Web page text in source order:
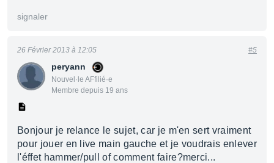
signaler
peryann
Nouvel·le AFfilié·e
Membre depuis 19 ans
26 Février 2013 à 12:05 #5
Bonjour je relance le sujet, car je m'en sert vraiment
pour jouer en live main gauche et je voudrais enlever
l'éffet hammer/pull of comment faire?merci...